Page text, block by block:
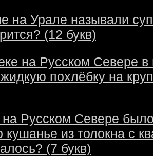
на Урале называли
(12 букв)
на Русском Севере в
похлёбку на
на Русском Севере
кушанье из толокна с
(7 букв)